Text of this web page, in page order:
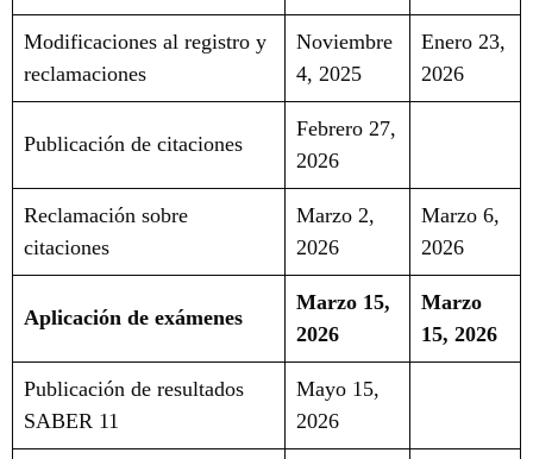
Modificaciones al registro y
reclamaciones
Noviembre
4, 2025
Enero 23,
2026
Publicación de citaciones
Febrero 27,
2026
Reclamación sobre
citaciones
Marzo 2,
2026
Marzo 6,
2026
Aplicación de exámenes
Marzo 15,
2026
Marzo
15, 2026
Publicación de resultados
SABER 11
Mayo 15,
2026